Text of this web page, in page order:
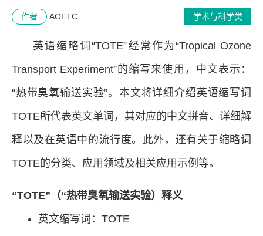
学术与科学类
作者 AOETC
英语缩略词“TOTE”经常作为“Tropical Ozone
Transport Experiment”的缩写来使用，中文表示：
“热带臭氧输送实验”。本文将详细介绍英语缩写词
TOTE所代表英文单词，其对应的中文拼音、详细解
释以及在英语中的流行度。此外，还有关于缩略词
TOTE的分类、应用领域及相关应用示例等。
“TOTE”（“热带臭氧输送实验）释义
英文缩写词：TOTE